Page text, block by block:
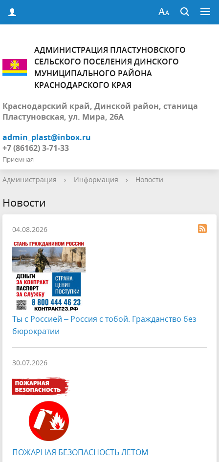
АДМИНИСТРАЦИЯ ПЛАСТУНОВСКОГО
СЕЛЬСКОГО ПОСЕЛЕНИЯ ДИНСКОГО
МУНИЦИПАЛЬНОГО РАЙОНА
КРАСНОДАРСКОГО КРАЯ
Краснодарский край, Динской район, станица
Пластуновская, ул. Мира, 26А
admin_plast@inbox.ru
+7 (86162) 3-71-33
Приемная
Администрация › Информация › Новости
Новости
04.08.2026
Ты с Россией – Россия с тобой. Гражданство без
бюрократии
30.07.2026
ПОЖАРНАЯ БЕЗОПАСНОСТЬ ЛЕТОМ